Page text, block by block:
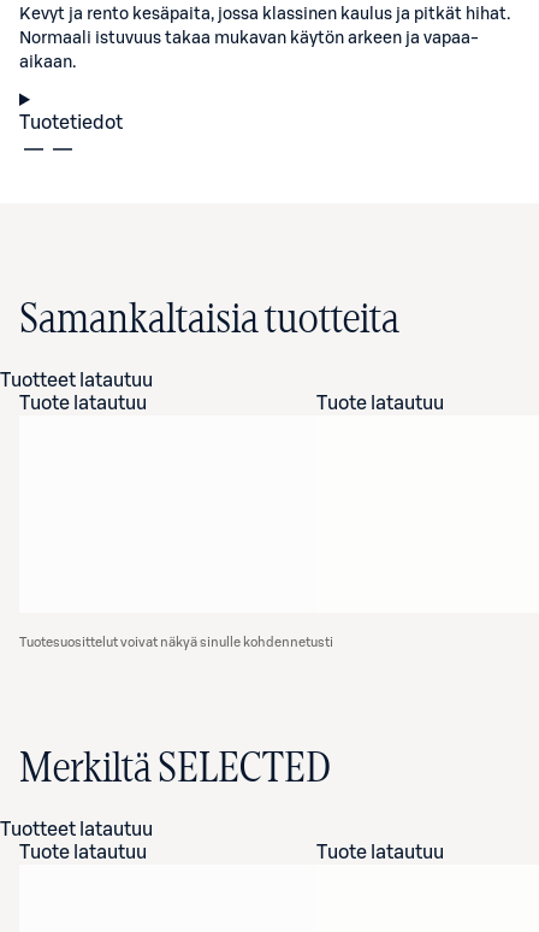
Kevyt ja rento kesäpaita, jossa klassinen kaulus ja pitkät hihat.
Normaali istuvuus takaa mukavan käytön arkeen ja vapaa-
aikaan.
Tuotetiedot
Samankaltaisia tuotteita
Tuotteet latautuu
Tuote latautuu
Tuote latautuu
Tuotesuosittelut voivat näkyä sinulle kohdennetusti
Merkiltä SELECTED
Tuotteet latautuu
Tuote latautuu
Tuote latautuu